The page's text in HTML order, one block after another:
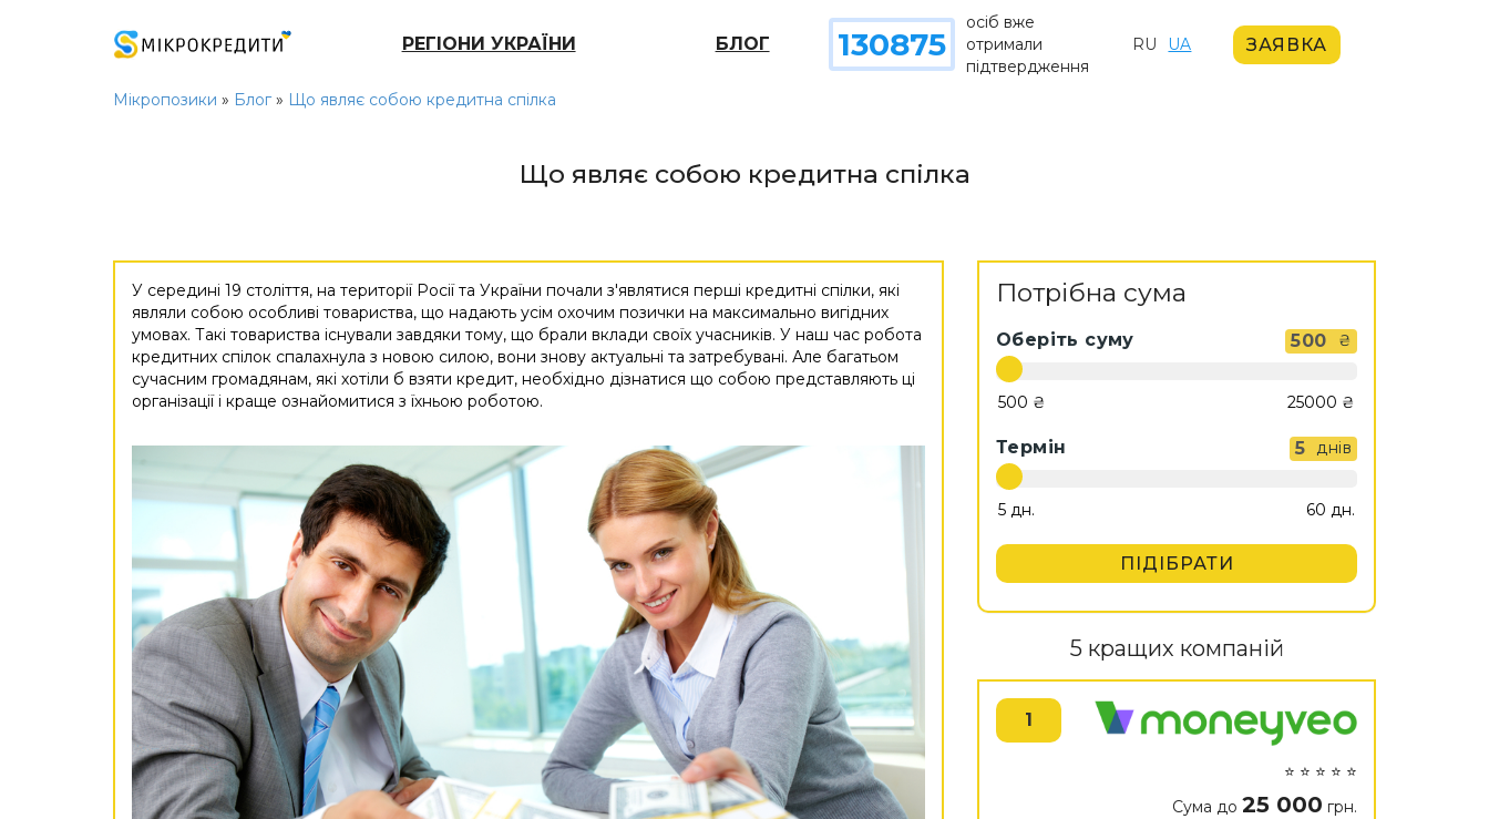
РЕГІОНИ УКРАЇНИ БЛОГ 130875
осіб вже
отримали
підтвердження
RU UA ЗАЯВКА
Мікропозики » Блог» Що являє собою кредитна спілка
Що являє собою кредитна спілка
У середині 19 століття, на території Росії та України почали з'являтися перші кредитні спілки, які
являли собою особливі товариства, що надають усім охочим позички на максимально вигідних
умовах. Такі товариства існували завдяки тому, що брали вклади своїх учасників. У наш час робота
кредитних спілок спалахнула з новою силою, вони знову актуальні та затребувані. Але багатьом
сучасним громадянам, які хотіли б взяти кредит, необхідно дізнатися що собою представляють ці
організації і краще ознайомитися з їхньою роботою.
Потрібна сума
Оберіть суму 500 ₴
Термін 5 днів
ПІДІБРАТИ
5 кращих компаній
1
⭐ ⭐ ⭐ ⭐ ⭐
Сума до 25 000 грн.